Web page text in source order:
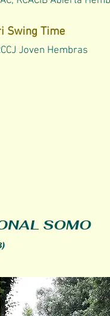
Swing Time
Joven Hembras
SOMO